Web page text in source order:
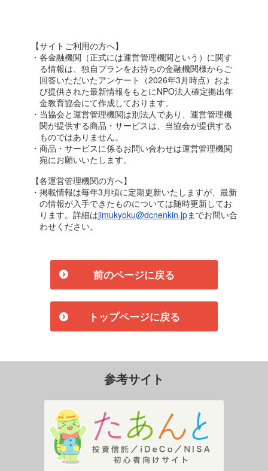
【サイトご利用の方へ】
・各金融機関（正式には運営管理機関という）に関す
る情報は、独自プランをお持ちの金融機関様からご
回答いただいたアンケート（2026年3月時点）およ
び提供された最新情報をもとにNPO法人確定拠出年
金教育協会にて作成しております。
・当協会と運営管理機関は別法人であり、運営管理機
関が提供する商品・サービスは、当協会が提供する
ものではありません。
・商品・サービスに係るお問い合わせは運営管理機関
宛にお願いいたします。
【各運営管理機関の方へ】
・掲載情報は毎年3月頃に定期更新いたしますが、最新
の情報が入手できたものについては随時更新してお
ります。詳細はjimukyoku@dcnenkin.jpまでお問い合
わせください。
前のページに戻る
トップページに戻る
参考サイト